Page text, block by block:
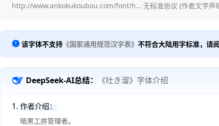
http://www.ankokukoubou.com/font/ha… 无标准协议 (作者文字声
该字体不支持 《国家通用规范汉字表》 不符合大陆用字标准，请
DeepSeek-AI总结： 《吐き溜》字体介绍
作者介绍：
暗黒工房管理者。